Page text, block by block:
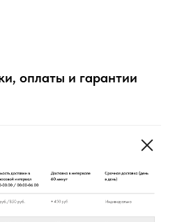
оплаты и гарантии